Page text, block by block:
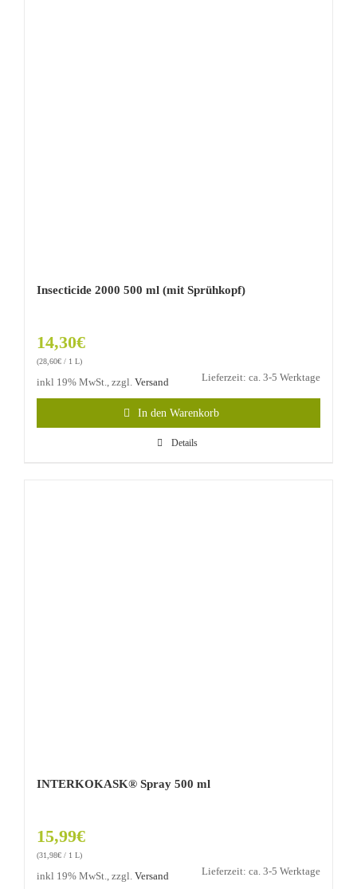
Insecticide 2000 500 ml (mit Sprühkopf)
14,30€
(28,60€ / 1 L)
inkl 19% MwSt., zzgl. Versand Lieferzeit: ca. 3-5 Werktage
In den Warenkorb
Details
INTERKOKASK® Spray 500 ml
15,99€
(31,98€ / 1 L)
inkl 19% MwSt., zzgl. Versand Lieferzeit: ca. 3-5 Werktage